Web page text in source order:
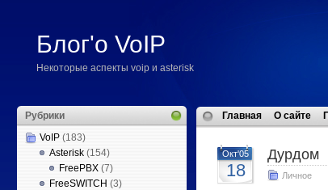
Блог'о VoIP
Некоторые аспекты voip и asterisk
Рубрики
VoIP (183)
Asterisk (154)
FreePBX (7)
FreeSWITCH (3)
Главная О сайте
Окт'05
18
Дурдом
Личное